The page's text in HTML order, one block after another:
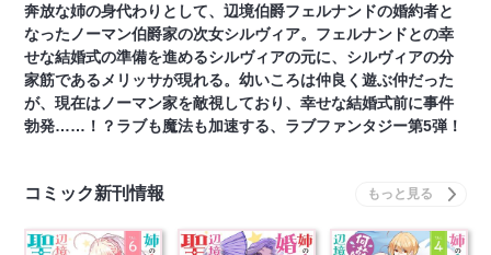
奔放な姉の身代わりとして、辺境伯爵フェルナンドの婚約者と
なったノーマン伯爵家の次女シルヴィア。フェルナンドとの幸
せな結婚式の準備を進めるシルヴィアの元に、シルヴィアの分
家筋であるメリッサが現れる。幼いころは仲良く遊ぶ仲だった
が、現在はノーマン家を敵視しており、幸せな結婚式前に事件
勃発……！？ラブも魔法も加速する、ラブファンタジー第5弾！
コミック新刊情報